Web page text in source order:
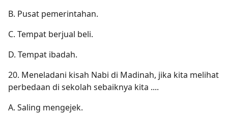
B. Pusat pemerintahan.
C. Tempat berjual beli.
D. Tempat ibadah.
20. Meneladani kisah Nabi di Madinah, jika kita melihat
perbedaan di sekolah sebaiknya kita ....
A. Saling mengejek.